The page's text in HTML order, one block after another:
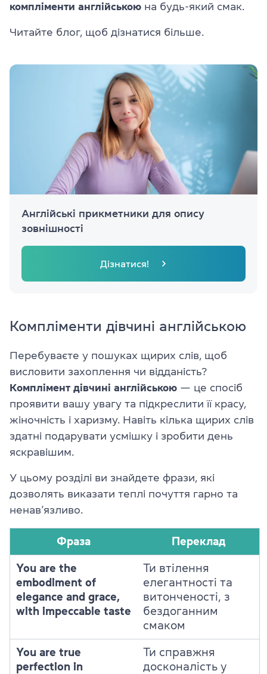
компліменти англійською на будь-який смак.
Читайте блог, щоб дізнатися більше.
Англійські прикметники для опису
зовнішності
Дізнатися!
Компліменти дівчині англійською
Перебуваєте у пошуках щирих слів, щоб
висловити захоплення чи відданість?
Комплімент дівчині англійською — це спосіб
проявити вашу увагу та підкреслити її красу,
жіночність і харизму. Навіть кілька щирих слів
здатні подарувати усмішку і зробити день
яскравішим.
У цьому розділі ви знайдете фрази, які
дозволять виказати теплі почуття гарно та
ненав’язливо.
Фраза Переклад
You are the
embodiment of
elegance and grace,
with impeccable taste
Ти втілення
елегантності та
витонченості, з
бездоганним
смаком
You are true
perfection in
Ти справжня
досконалість у